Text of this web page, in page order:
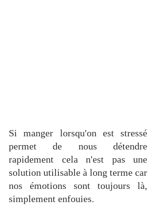
Si manger lorsqu'on est stressé
permet de nous détendre
rapidement cela n'est pas une
solution utilisable à long terme car
nos émotions sont toujours là,
simplement enfouies.